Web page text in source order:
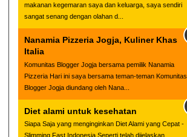
makanan kegemaran saya dan keluarga, saya sendiri
sangat senang dengan olahan d...
Nanamia Pizzeria Jogja, Kuliner Khas
Italia
Komunitas Blogger Jogja bersama pemilik Nanamia
Pizzeria Hari ini saya bersama teman-teman Komunitas
Blogger Jogja diundang oleh Nana...
Diet alami untuk kesehatan
Siapa Saja yang menginginkan Diet Alami yang Cepat -
Slimming Fast Indonesia Seperti telah dijelaskan